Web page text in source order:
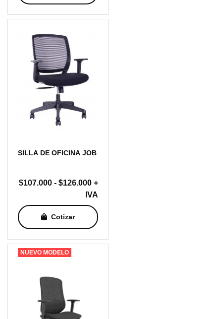
$133.000
hasta
SILLA DE OFICINA JOB
$107.000 - $126.000Rango
de
precios:
desde
$107.000
hasta
+
IVA
Cotizar
NUEVO MODELO